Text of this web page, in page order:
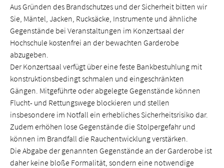
Aus Gründen des Brandschutzes und der Sicherheit bitten wir
Sie, Mäntel, Jacken, Rucksäcke, Instrumente und ähnliche
Gegenstände bei Veranstaltungen im Konzertsaal der
Hochschule kostenfrei an der bewachten Garderobe
abzugeben.
Der Konzertsaal verfügt über eine feste Bankbestuhlung mit
konstruktionsbedingt schmalen und eingeschränkten
Gängen. Mitgeführte oder abgelegte Gegenstände können
Flucht- und Rettungswege blockieren und stellen
insbesondere im Notfall ein erhebliches Sicherheitsrisiko dar.
Zudem erhöhen lose Gegenstände die Stolpergefahr und
können im Brandfall die Rauchentwicklung verstärken.
Die Abgabe der genannten Gegenstände an der Garderobe ist
daher keine bloße Formalität, sondern eine notwendige